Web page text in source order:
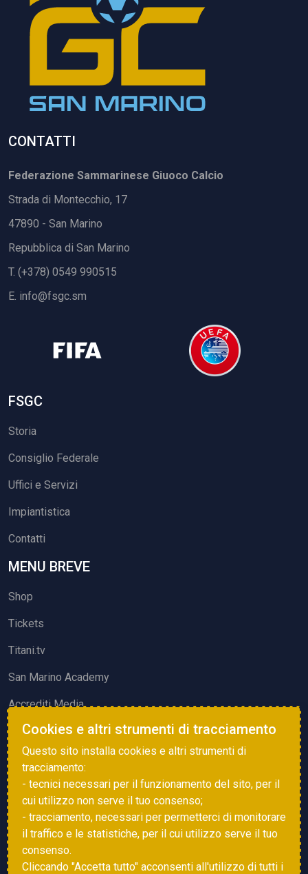
CONTATTI
Federazione Sammarinese Giuoco Calcio
Strada di Montecchio, 17
47890 - San Marino
Repubblica di San Marino
T. (+378) 0549 990515
E. info@fsgc.sm
FSGC
Storia
Consiglio Federale
Uffici e Servizi
Impiantistica
Contatti
MENU BREVE
Shop
Tickets
Titani.tv
San Marino Academy
Accrediti Media
ATTIVITÀ ED EVENTI
Squadre di Calcio
Associazione Sammarinese Arbitri
Vota gol e parata
Cookies e altri strumenti di tracciamento
Questo sito installa cookies e altri strumenti di
tracciamento:
- tecnici necessari per il funzionamento del sito, per il
cui utilizzo non serve il tuo consenso;
- tracciamento, necessari per permetterci di monitorare
il traffico e le statistiche, per il cui utilizzo serve il tuo
consenso.
Cliccando "Accetta tutto" acconsenti all'utilizzo di tutti i